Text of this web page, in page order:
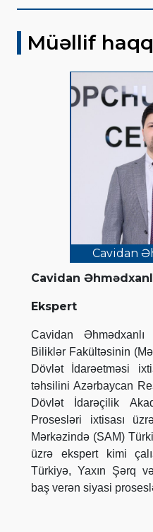
Müəllif
Cavidan
Cavidan
Ekspert
Cavidan
Biliklər Fakültəsinin
Dövlət İdarəetməsi
təhsilini Azərbaycan
Dövlət İdarəçilik
Prosesləri ixtisası
Mərkəzində (SAM)
üzrə ekspert kimi
Türkiyə, Yaxın Şərq
baş verən siyasi